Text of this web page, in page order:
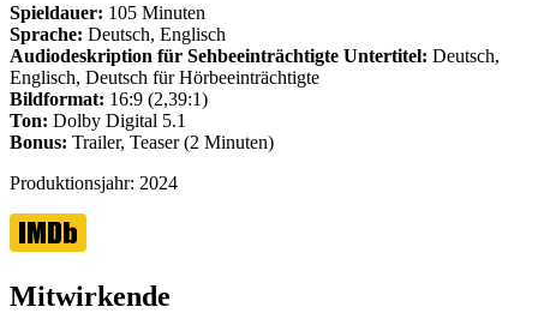
Spieldauer: 105 Minuten
Sprache: Deutsch, Englisch
Audiodeskription für Sehbeeinträchtigte Untertitel: Deutsch,
Englisch, Deutsch für Hörbeeinträchtigte
Bildformat: 16:9 (2,39:1)
Ton: Dolby Digital 5.1
Bonus: Trailer, Teaser (2 Minuten)
Produktionsjahr: 2024
Mitwirkende